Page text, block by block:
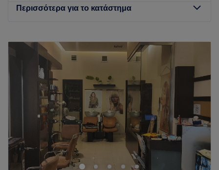
Περιβάλλον: μοντέρνο
Go to venue
Περισσότερα για το κατάστημα
Τρίτη
10:00–20:00
Τετάρτη
Πέμπτη
10:00– 20:00
Παρασκευή
10:00– 20:00
Σάββατο
10:00
15:00
Κυριακή
Κλειστό
Στο Sofilux Hair Studio δεν έρχεσαι απλώς για τα μαλλιά
σου έρχεσαι για να νιώσεις άνετα. Η ατμόσφαιρά μας θυμίζει
περισσότερο παρέα και οικογένεια παρά ένα τυπικό
κομμωτήριο. Με χαμόγελο, φιλική διάθεση και αληθινό